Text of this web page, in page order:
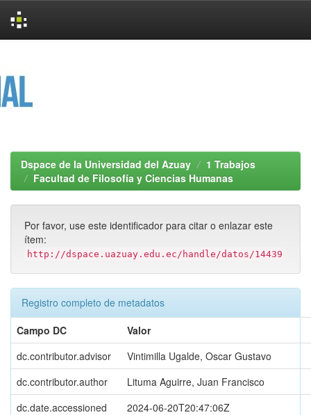
Dspace de la Universidad del Azuay
1 Trabajos
Facultad de Filosofía y Ciencias Humanas
Por favor, use este identificador para citar o enlazar este
ítem:
http://dspace.uazuay.edu.ec/handle/datos/14439
Registro completo de metadatos
Campo DC
Valor
dc.contributor.advisor
Vintimilla Ugalde, Oscar Gustavo
dc.contributor.author
Lituma Aguirre, Juan Francisco
dc.date.accessioned
2024-06-20T20:47:06Z